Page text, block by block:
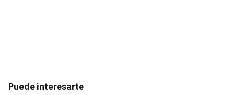
Puede interesarte